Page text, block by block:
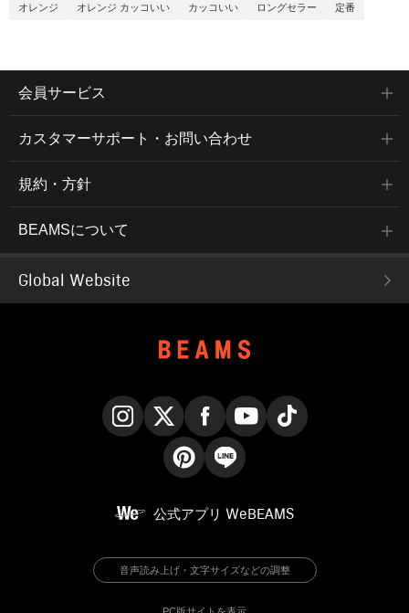
オレンジ オレンジ カッコいい カッコいい ロングセラー 定番
会員サービス
カスタマーサポート・お問い合わせ
規約・方針
BEAMSについて
Global Website
公式アプリ WeBEAMS
音声読み上げ・文字サイズなどの調整